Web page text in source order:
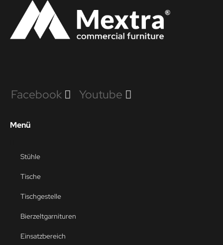
Facebook Youtube
Menü
Stühle
Tische
Tischgestelle
Bierzeltgarnituren
Einsatzbereich